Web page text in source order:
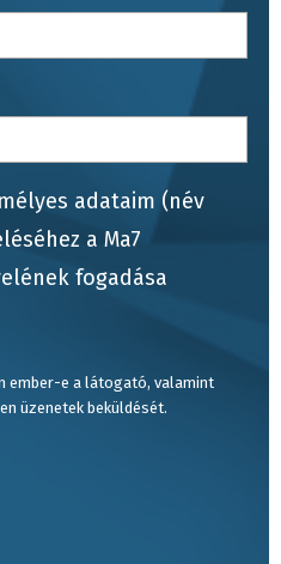
adataim (név
a Ma7
fogadása
ember-e a látogató, valamint
üzenetek beküldését.